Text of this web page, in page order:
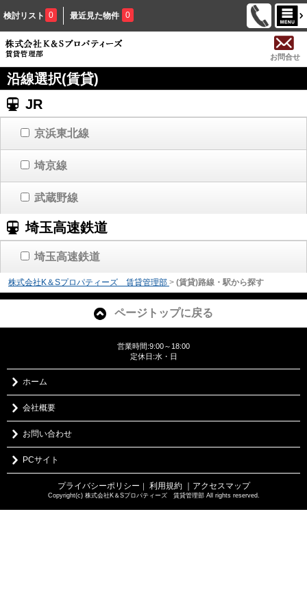
検討リスト 0 最近見た物件 0
お問合せ
沿線選択(賃貸)
JR
京浜東北線
埼京線
武蔵野線
埼玉高速鉄道
埼玉高速鉄道
株式会社K＆Sプロパティーズ 賃貸管理部 > (賃貸)路線・駅から探す
ページトップに戻る
営業時間:9:00～18:00
定休日:水・日
ホーム
会社概要
お問い合わせ
PCサイト
プライバシーポリシー ｜ 利用規約 ｜アクセスマップ
Copyright(c) 株式会社K＆Sプロパティーズ 賃貸管理部 All rights reserved.